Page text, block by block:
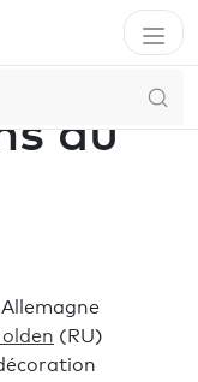
au
(RU)